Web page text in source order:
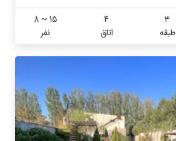
3
طبقه
4
اتاق
8 ~ 15
نفر